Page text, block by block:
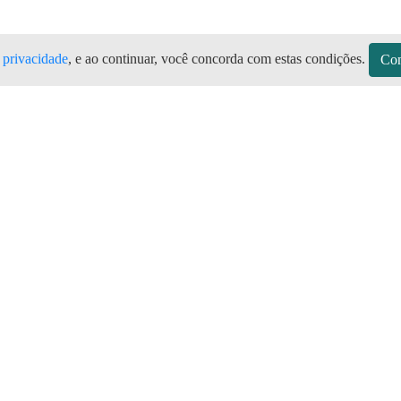
, e ao continuar, você concorda com estas condições.